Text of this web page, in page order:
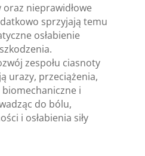
nieprawidłowe
sprzyjają temu
osłabienie
zespołu ciasnoty
urazy, przeciążenia,
i
do bólu,
i osłabienia siły